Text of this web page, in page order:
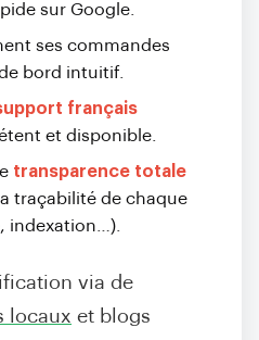
sur Google.
ses commandes
bord intuitif.
français
et disponible.
transparence totale
traçabilité de chaque
indexation…).
via de
locaux et blogs